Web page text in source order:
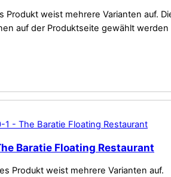
Produkt weist mehrere Varianten auf.
auf der Produktseite gewählt werden
Baratie Floating Restaurant
Produkt weist mehrere Varianten auf.